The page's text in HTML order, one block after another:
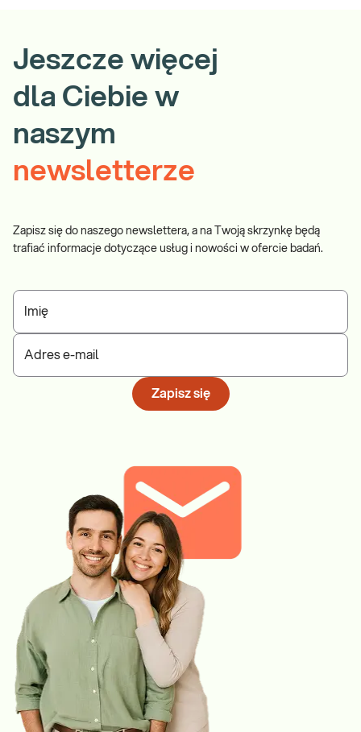
Jeszcze więcej
dla Ciebie w
naszym
newsletterze
Zapisz się do naszego newslettera, a na Twoją skrzynkę będą
trafiać informacje dotyczące usług i nowości w ofercie badań.
Imię
Adres e-mail
Zapisz się